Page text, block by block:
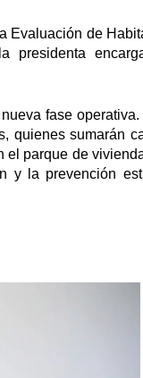
Evaluación de
presidenta
fase operativa.
quienes sumarán
el parque de
y la prevención